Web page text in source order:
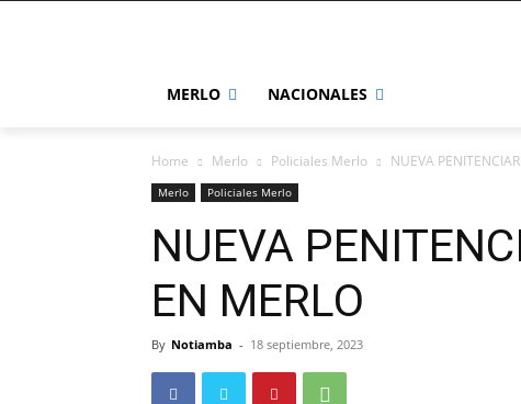
MERLO NACIONALES
Home Merlo Policiales Merlo NUEVA
Merlo Policiales Merlo
NUEVA
EN MERLO
By Notiamba - 18 septiembre, 2023